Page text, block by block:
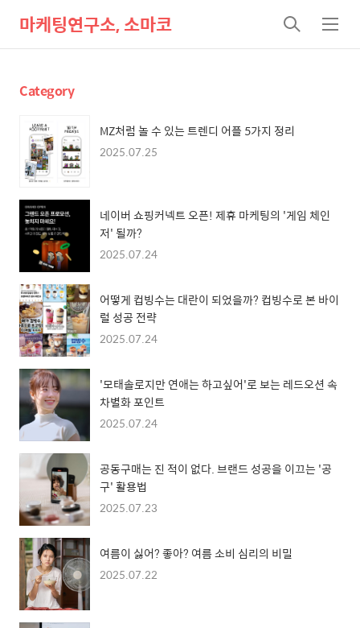
마케팅연구소, 소마코
검
색
메
뉴
Category
MZ처럼 놀 수 있는 트렌디 어플 5가지 정리
2025.07.25
네이버 쇼핑커넥트 오픈! 제휴 마케팅의 '게임 체인
저' 될까?
2025.07.24
어떻게 컵빙수는 대란이 되었을까? 컵빙수로 본 바이
럴 성공 전략
2025.07.24
'모태솔로지만 연애는 하고싶어'로 보는 레드오션 속
차별화 포인트
2025.07.24
공동구매는 진 적이 없다. 브랜드 성공을 이끄는 '공
구' 활용법
2025.07.23
여름이 싫어? 좋아? 여름 소비 심리의 비밀
2025.07.22